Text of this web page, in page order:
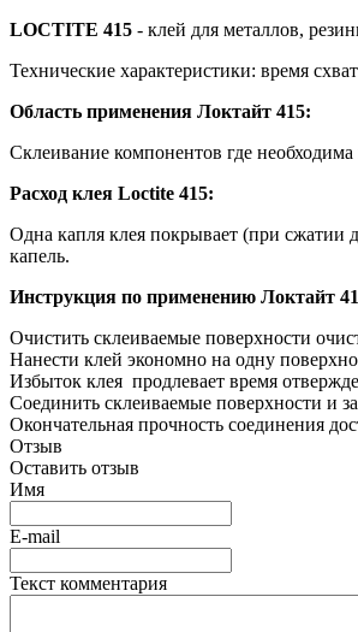
LOCTITE 415 - клей для металлов,
Технические характеристики: время
Область применения Локтайт 415:
Склеивание компонентов где необходима
Расход клея Loctite 415:
Одна капля клея покрывает (при сжатии
капель.
Инструкция по применению Локтайт
Очистить склеиваемые поверхности
Нанести клей экономно на одну
Избыток клея продлевает время
Соединить склеиваемые поверхности и
Окончательная прочность соединения
Отзыв
Оставить отзыв
Имя
E-mail
Текст комментария